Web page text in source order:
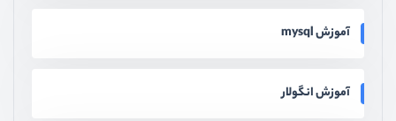
آموزش mysql
آموزش انگولار